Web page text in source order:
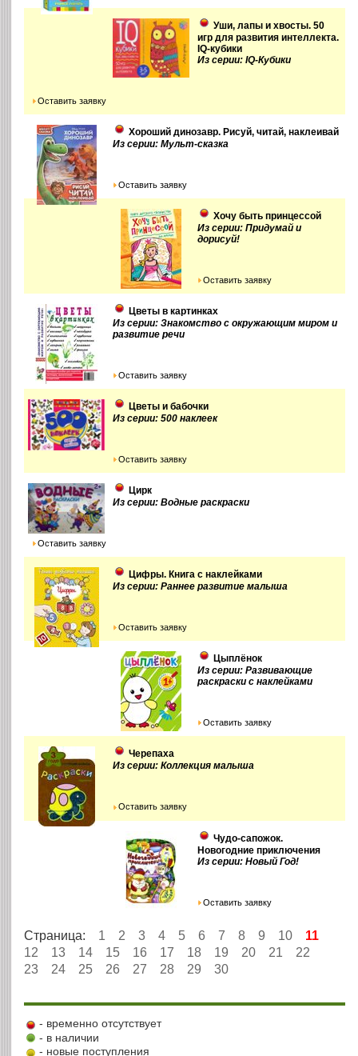
Уши, лапы и хвосты. 50
игр для развития интеллекта.
IQ-кубики
Из серии: IQ-Кубики
Оставить заявку
Хороший динозавр. Рисуй, читай, наклеивай
Из серии: Мульт-сказка
Оставить заявку
Хочу быть принцессой
Из серии: Придумай и
дорисуй!
Оставить заявку
Цветы в картинках
Из серии: Знакомство с окружающим миром и
развитие речи
Оставить заявку
Цветы и бабочки
Из серии: 500 наклеек
Оставить заявку
Цирк
Из серии: Водные раскраски
Оставить заявку
Цифры. Книга с наклейками
Из серии: Раннее развитие малыша
Оставить заявку
Цыплёнок
Из серии: Развивающие
раскраски с наклейками
Оставить заявку
Черепаха
Из серии: Коллекция малыша
Оставить заявку
Чудо-сапожок.
Новогодние приключения
Из серии: Новый Год!
Оставить заявку
Страница: 1 2 3 4 5 6 7 8 9 10
11
12
13 14 15 16 17 18 19 20 21
22
23
24 25 26 27 28 29 30
- временно отсутствует
- в наличии
- новые поступления